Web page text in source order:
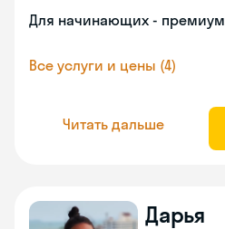
Для начинающих - премиум
Все услуги и цены (4)
Читать дальше
Дарья